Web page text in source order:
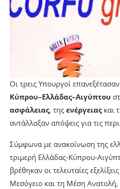
Οι τρεις Υπουργοί
Κύπρου–Ελλάδας–Αιγύπτου
ασφάλειας, της ενέργειαςκαι
αντάλλαξαν απόψεις για τις
Σύμφωνα με ανακοίνωση της
τριμερή Ελλάδας-Κύπρου-
βρέθηκαν οι τελευταίες
Μεσόγειο και τη Μέση Ανατολή,